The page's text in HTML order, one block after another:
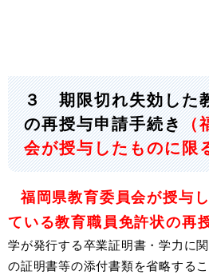
３ 期限切れ失効した
の再授与申請手続き（
会が授与したものに限
福岡県教育委員会が授与
ている教育職員免許状の再
学が発行する卒業証明書・学力に
の証明書等の添付書類を省略する